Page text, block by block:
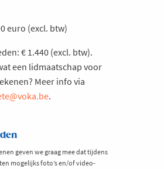
euro (excl. btw)
€ 1.440 (excl. btw).
een lidmaatschap voor
Meer info via
.
geven we graag mee dat tijdens
mogelijks foto’s en/of video-